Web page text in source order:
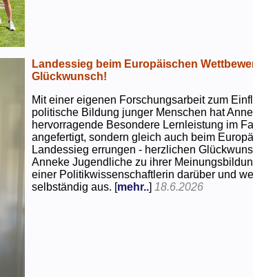
Landessieg beim Europäischen
Glückwunsch!
Mit einer eigenen Forschungsarbeit zum
politische Bildung junger Menschen hat
hervorragende Besondere Lernleistung im
angefertigt, sondern gleich auch beim
Landessieg errungen - herzlichen
Anneke Jugendliche zu ihrer
einer Politikwissenschaftlerin darüber und
selbständig aus. [mehr..] 18.6.2026